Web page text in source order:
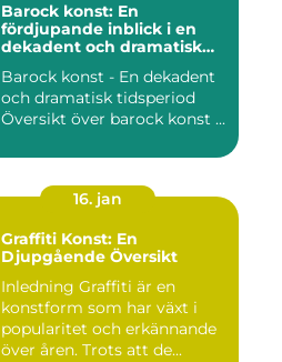
Barock konst: En
fördjupande inblick i en
dekadent och dramatisk
Barock konst - En dekadent
och dramatisk tidsperiod
Översikt över barock konst ...
16. jan
Graffiti Konst: En
Djupgående Översikt
Inledning Graffiti är en
konstform som har växt i
popularitet och erkännande
över åren. Trots att de...